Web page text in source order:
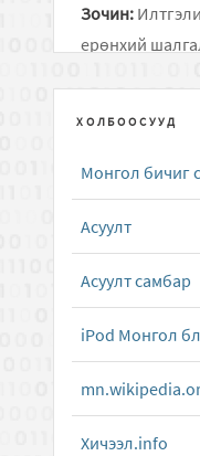
Зочин:
ерөнхий
Дусал Бичээч (
тольтой толь
Apple
Монгол Англи
авах холбоосыг
Apple
ХОЛБООСУУД
Монгол бичиг
Асуулт
Асуулт самбар
iPod Монгол
Хичээл.info